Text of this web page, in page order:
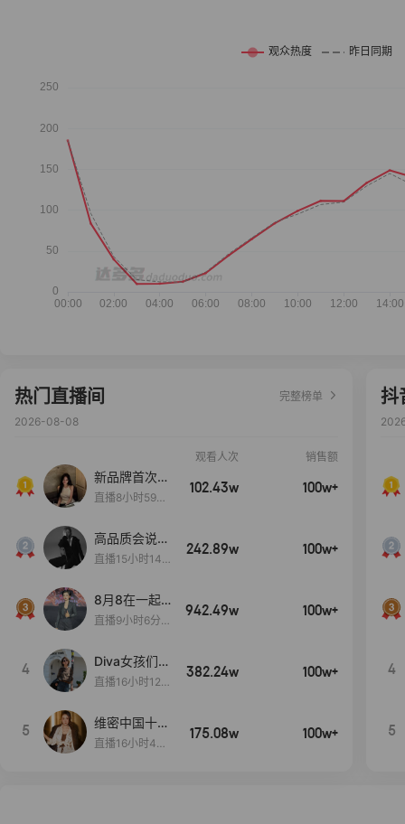
热门直播间
完整榜单
2026-08-08
观看人次 销售额
新品牌首次大
上新
直播8小时59分
102.43w 100w+
高品质会说
话….
直播15小时14
242.89w 100w+
8月8在一起
生日献礼盛典
直播9小时6分1
942.49w 100w+
4
Diva女孩们集
合啦~意大利
直播16小时12
382.24w 100w+
5
维密中国十周
年 与你如此
直播16小时48
175.08w 100w+
抖
4
5